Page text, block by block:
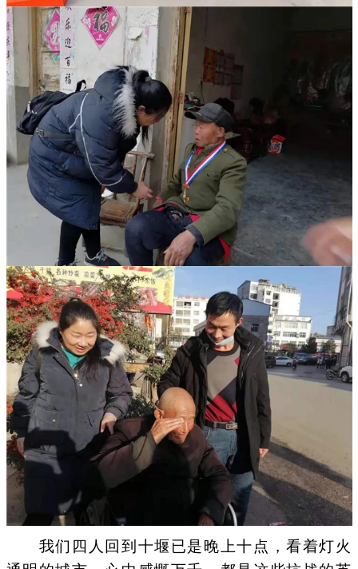
我们四人回到十堰已是晚上十点，看着灯火